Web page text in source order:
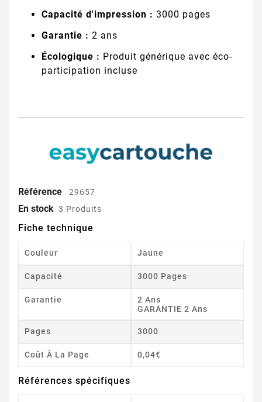
Capacité d'impression : 3000 pages
Garantie : 2 ans
Écologique : Produit générique avec éco-
participation incluse
Référence 29657
En stock 3 Produits
Fiche technique
Couleur Jaune
Capacité 3000 Pages
Garantie
2 Ans
GARANTIE 2 Ans
Pages 3000
Coût À La Page 0,04€
Références spécifiques